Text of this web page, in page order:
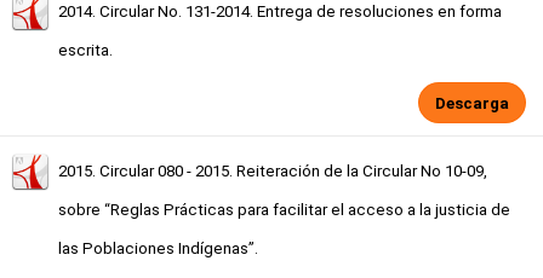
2014. Circular No. 131-2014. Entrega de resoluciones en forma
escrita.
Descarga
2015. Circular 080 - 2015. Reiteración de la Circular No 10-09,
sobre “Reglas Prácticas para facilitar el acceso a la justicia de
las Poblaciones Indígenas”.